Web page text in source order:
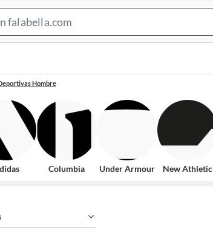
Bar
Hombre
Columbia Under Armour New Athletic